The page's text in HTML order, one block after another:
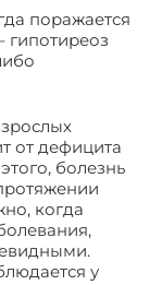
поражается
гипотиреоз
от дефицита
болезнь
когда
у